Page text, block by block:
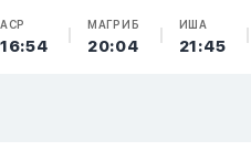
АСР
16:54
МАГРИБ
20:04
ИША
21:45